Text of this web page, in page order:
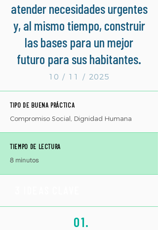
atender necesidades urgentes
y, al mismo tiempo, construir
las bases para un mejor
futuro para sus habitantes.
10 / 11 / 2025
TIPO DE BUENA PRÁCTICA
Compromiso Social, Dignidad Humana
TIEMPO DE LECTURA
8 minutos
01.